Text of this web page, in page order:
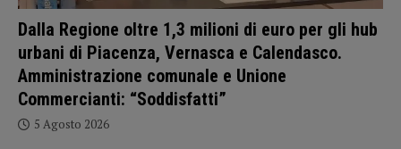
Dalla Regione oltre 1,3 milioni di euro per gli hub
urbani di Piacenza, Vernasca e Calendasco.
Amministrazione comunale e Unione
Commercianti: “Soddisfatti”
5 Agosto 2026